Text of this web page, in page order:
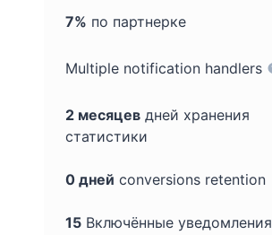
7% по партнерке
Multiple notification handlers
2 месяцев дней хранения
статистики
0 дней conversions retention
15 Включённые уведомления